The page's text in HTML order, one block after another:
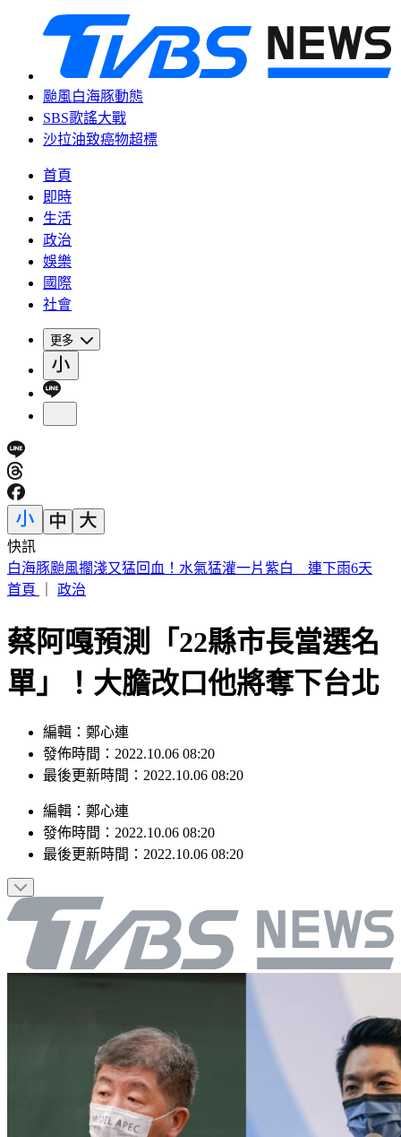
颱風白海豚動態
SBS歌謠大戰
沙拉油致癌物超標
首頁
即時
生活
政治
娛樂
國際
社會
更多
快訊
提醒國一新生守秩序！台中女師遭「掃把刺眼重傷」恐失明
首頁
政治
蔡阿嘎預測「22縣市長當選名
單」！大膽改口他將奪下台北
編輯：鄭心連
發佈時間：2022.10.06 08:20
最後更新時間：2022.10.06 08:20
編輯 ： 鄭心連
發佈時間： 2022.10.06 08:20
最後更新時間： 2022.10.06 08:20